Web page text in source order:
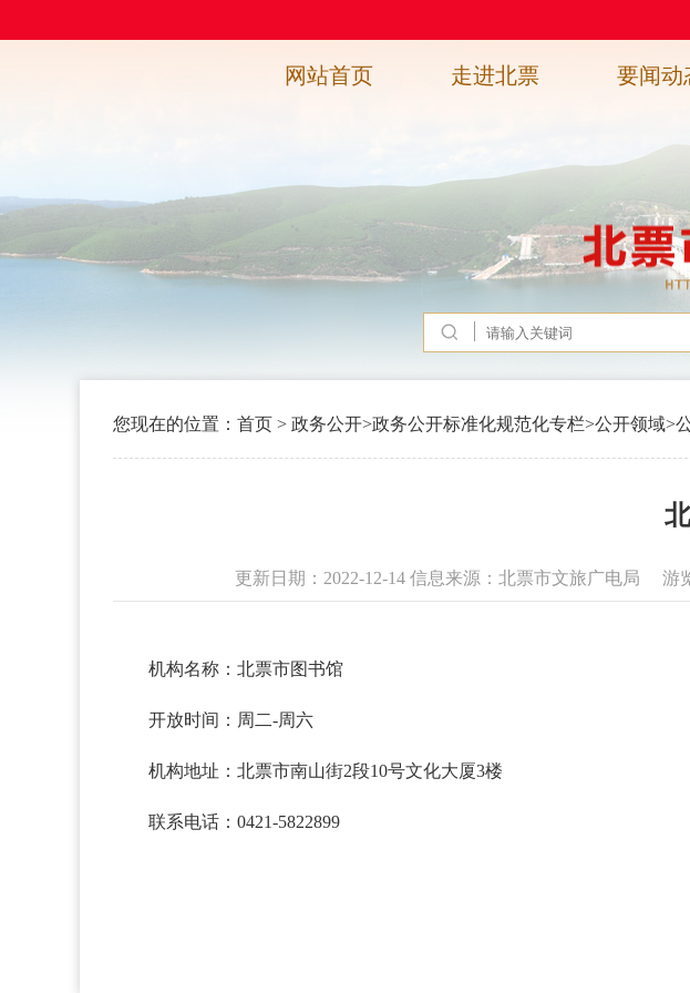
网站首页 走进北票 要闻动
您现在的位置： 首页 > 政务公开>政务公开标准化规范化专栏>公开领域>
更新日期：2022-12-14 信息来源：北票市文旅广电局 游
机构名称：北票市图书馆
开放时间：周二-周六
机构地址：北票市南山街2段10号文化大厦3楼
联系电话：0421-5822899